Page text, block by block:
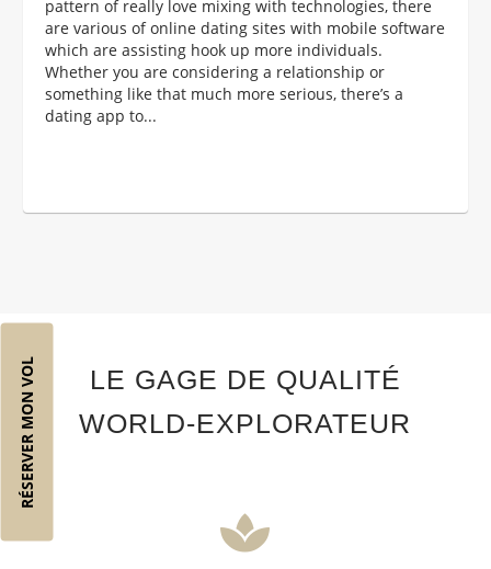
RÉSERVER MON VOL
pattern of really love mixing with technologies, there
are various of online dating sites with mobile software
which are assisting hook up more individuals.
Whether you are considering a relationship or
something like that much more serious, there’s a
dating app to...
LE GAGE DE QUALITÉ
WORLD-EXPLORATEUR